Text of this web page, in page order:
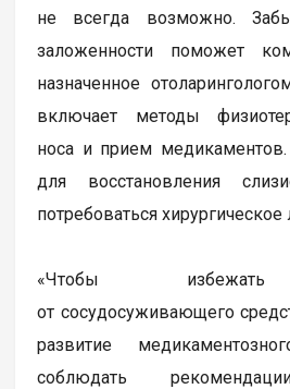
не всегда возможно.
заложенности поможет
назначенное
включает методы
носа и прием
для восстановления
потребоваться хирургическое
«Чтобы избежать
от сосудосуживающего
развитие
соблюдать